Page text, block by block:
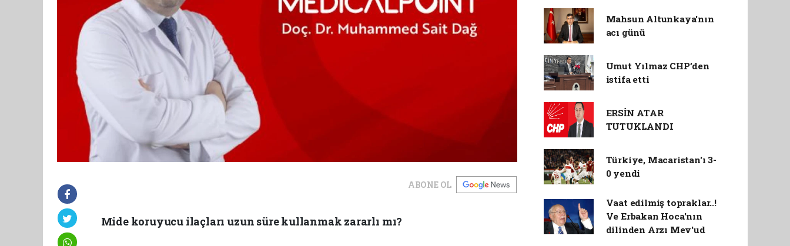
ABONE OL
Mide koruyucu ilaçları uzun süre kullanmak zararlı mı?
Mahsun Altunkaya'nın
acı günü
Umut Yılmaz CHP’den
istifa etti
ERSİN ATAR
TUTUKLANDI
Türkiye, Macaristan'ı 3-
0 yendi
Vaat edilmiş topraklar..!
Ve Erbakan Hoca'nın
dilinden Arzı Mev'ud